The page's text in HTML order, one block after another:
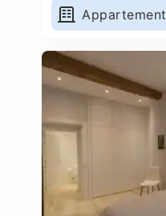
Appartement